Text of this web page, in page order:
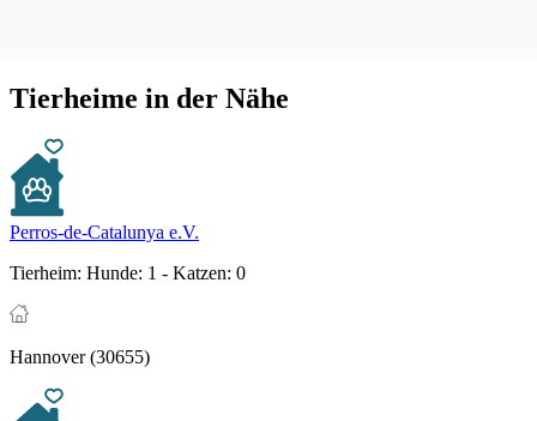
Tierheime in der Nähe
Perros-de-Catalunya e.V.
Tierheim: Hunde: 1 - Katzen: 0
Hannover (30655)